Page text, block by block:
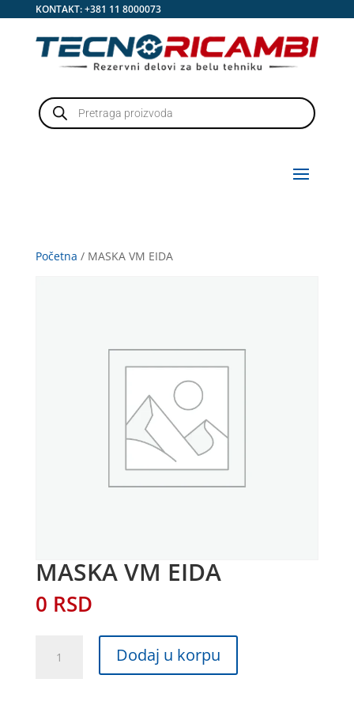
KONTAKT:+381 11 8000073
Products
search
Početna / MASKA VM EIDA
MASKA VM EIDA
0 RSD
Dodaj u korpu